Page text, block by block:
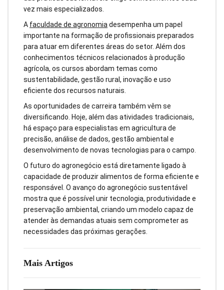
Mais Artigos
vez mais especializados.
A faculdade de agronomia desempenha um papel
importante na formação de profissionais preparados
para atuar em diferentes áreas do setor. Além dos
conhecimentos técnicos relacionados à produção
agrícola, os cursos abordam temas como
sustentabilidade, gestão rural, inovação e uso
eficiente dos recursos naturais.
As oportunidades de carreira também vêm se
diversificando. Hoje, além das atividades tradicionais,
há espaço para especialistas em agricultura de
precisão, análise de dados, gestão ambiental e
desenvolvimento de novas tecnologias para o campo.
O futuro do agronegócio está diretamente ligado à
capacidade de produzir alimentos de forma eficiente e
responsável. O avanço do agronegócio sustentável
mostra que é possível unir tecnologia, produtividade e
preservação ambiental, criando um modelo capaz de
atender às demandas atuais sem comprometer as
necessidades das próximas gerações.